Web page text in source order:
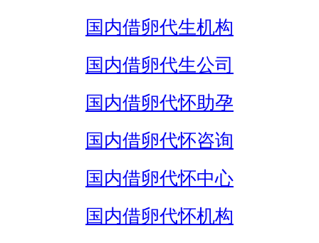
国内借卵代生机构
国内借卵代生公司
国内借卵代怀助孕
国内借卵代怀咨询
国内借卵代怀中心
国内借卵代怀机构